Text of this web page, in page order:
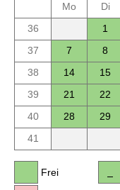
Mo
Di
36
1
37
7 8
38
14 15
39
21 22
40
28 29
41
Frei